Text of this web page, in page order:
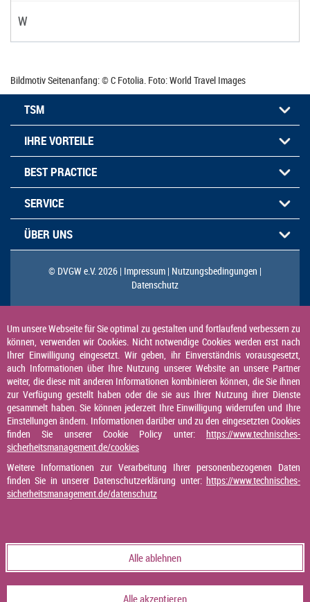
W
Bildmotiv Seitenanfang: © C Fotolia. Foto: World Travel Images
TSM
IHRE VORTEILE
BEST PRACTICE
SERVICE
ÜBER UNS
© DVGW e.V. 2026 | Impressum | Nutzungsbedingungen |
Datenschutz
Um unsere Webseite für Sie optimal zu gestalten und fortlaufend verbessern zu
können, verwenden wir Cookies. Nicht notwendige Cookies werden erst nach
Ihrer Einwilligung eingesetzt. Wir geben, ihr Einverständnis vorausgesetzt,
auch Informationen über Ihre Nutzung unserer Website an unsere Partner
weiter, die diese mit anderen Informationen kombinieren können, die Sie ihnen
zur Verfügung gestellt haben oder die sie aus Ihrer Nutzung ihrer Dienste
gesammelt haben. Sie können jederzeit Ihre Einwilligung widerrufen und Ihre
Einstellungen ändern. Informationen darüber und zu den eingesetzten Cookies
finden Sie unserer Cookie Policy unter: https://www.technisches-
sicherheitsmanagement.de/cookies
Weitere Informationen zur Verarbeitung Ihrer personenbezogenen Daten
finden Sie in unserer Datenschutzerklärung unter: https://www.technisches-
sicherheitsmanagement.de/datenschutz
Alle ablehnen
Alle akzeptieren